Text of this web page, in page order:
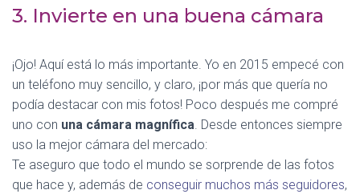
3. Invierte en una buena cámara
¡Ojo! Aquí está lo más importante. Yo en 2015 empecé con
un teléfono muy sencillo, y claro, ¡por más que quería no
podía destacar con mis fotos! Poco después me compré
uno con una cámara magnífica. Desde entonces siempre
uso la mejor cámara del mercado:
Te aseguro que todo el mundo se sorprende de las fotos
que hace y, además de conseguir muchos más seguidores,